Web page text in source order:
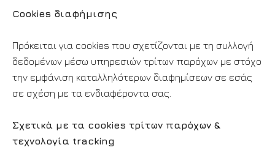
Cookies διαφήμισης
Πρόκειται για cookies που σχετίζονται με τη συλλογή
δεδομένων μέσω υπηρεσιών τρίτων παρόχων με στόχο
την εμφάνιση καταλληλότερων διαφημίσεων σε εσάς
σε σχέση με τα ενδιαφέροντα σας.
Σχετικά με τα cookies τρίτων παρόχων &
τεχνολογία tracking